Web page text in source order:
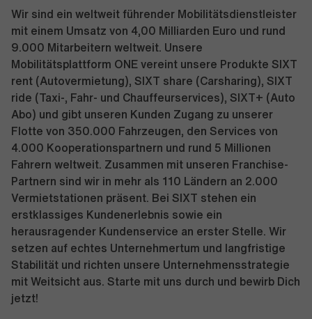
Wir sind ein weltweit führender Mobilitätsdienstleister
mit einem Umsatz von 4,00 Milliarden Euro und rund
9.000 Mitarbeitern weltweit. Unsere
Mobilitätsplattform ONE vereint unsere Produkte SIXT
rent (Autovermietung), SIXT share (Carsharing), SIXT
ride (Taxi-, Fahr- und Chauffeurservices), SIXT+ (Auto
Abo) und gibt unseren Kunden Zugang zu unserer
Flotte von 350.000 Fahrzeugen, den Services von
4.000 Kooperationspartnern und rund 5 Millionen
Fahrern weltweit. Zusammen mit unseren Franchise-
Partnern sind wir in mehr als 110 Ländern an 2.000
Vermietstationen präsent. Bei SIXT stehen ein
erstklassiges Kundenerlebnis sowie ein
herausragender Kundenservice an erster Stelle. Wir
setzen auf echtes Unternehmertum und langfristige
Stabilität und richten unsere Unternehmensstrategie
mit Weitsicht aus. Starte mit uns durch und bewirb Dich
jetzt!